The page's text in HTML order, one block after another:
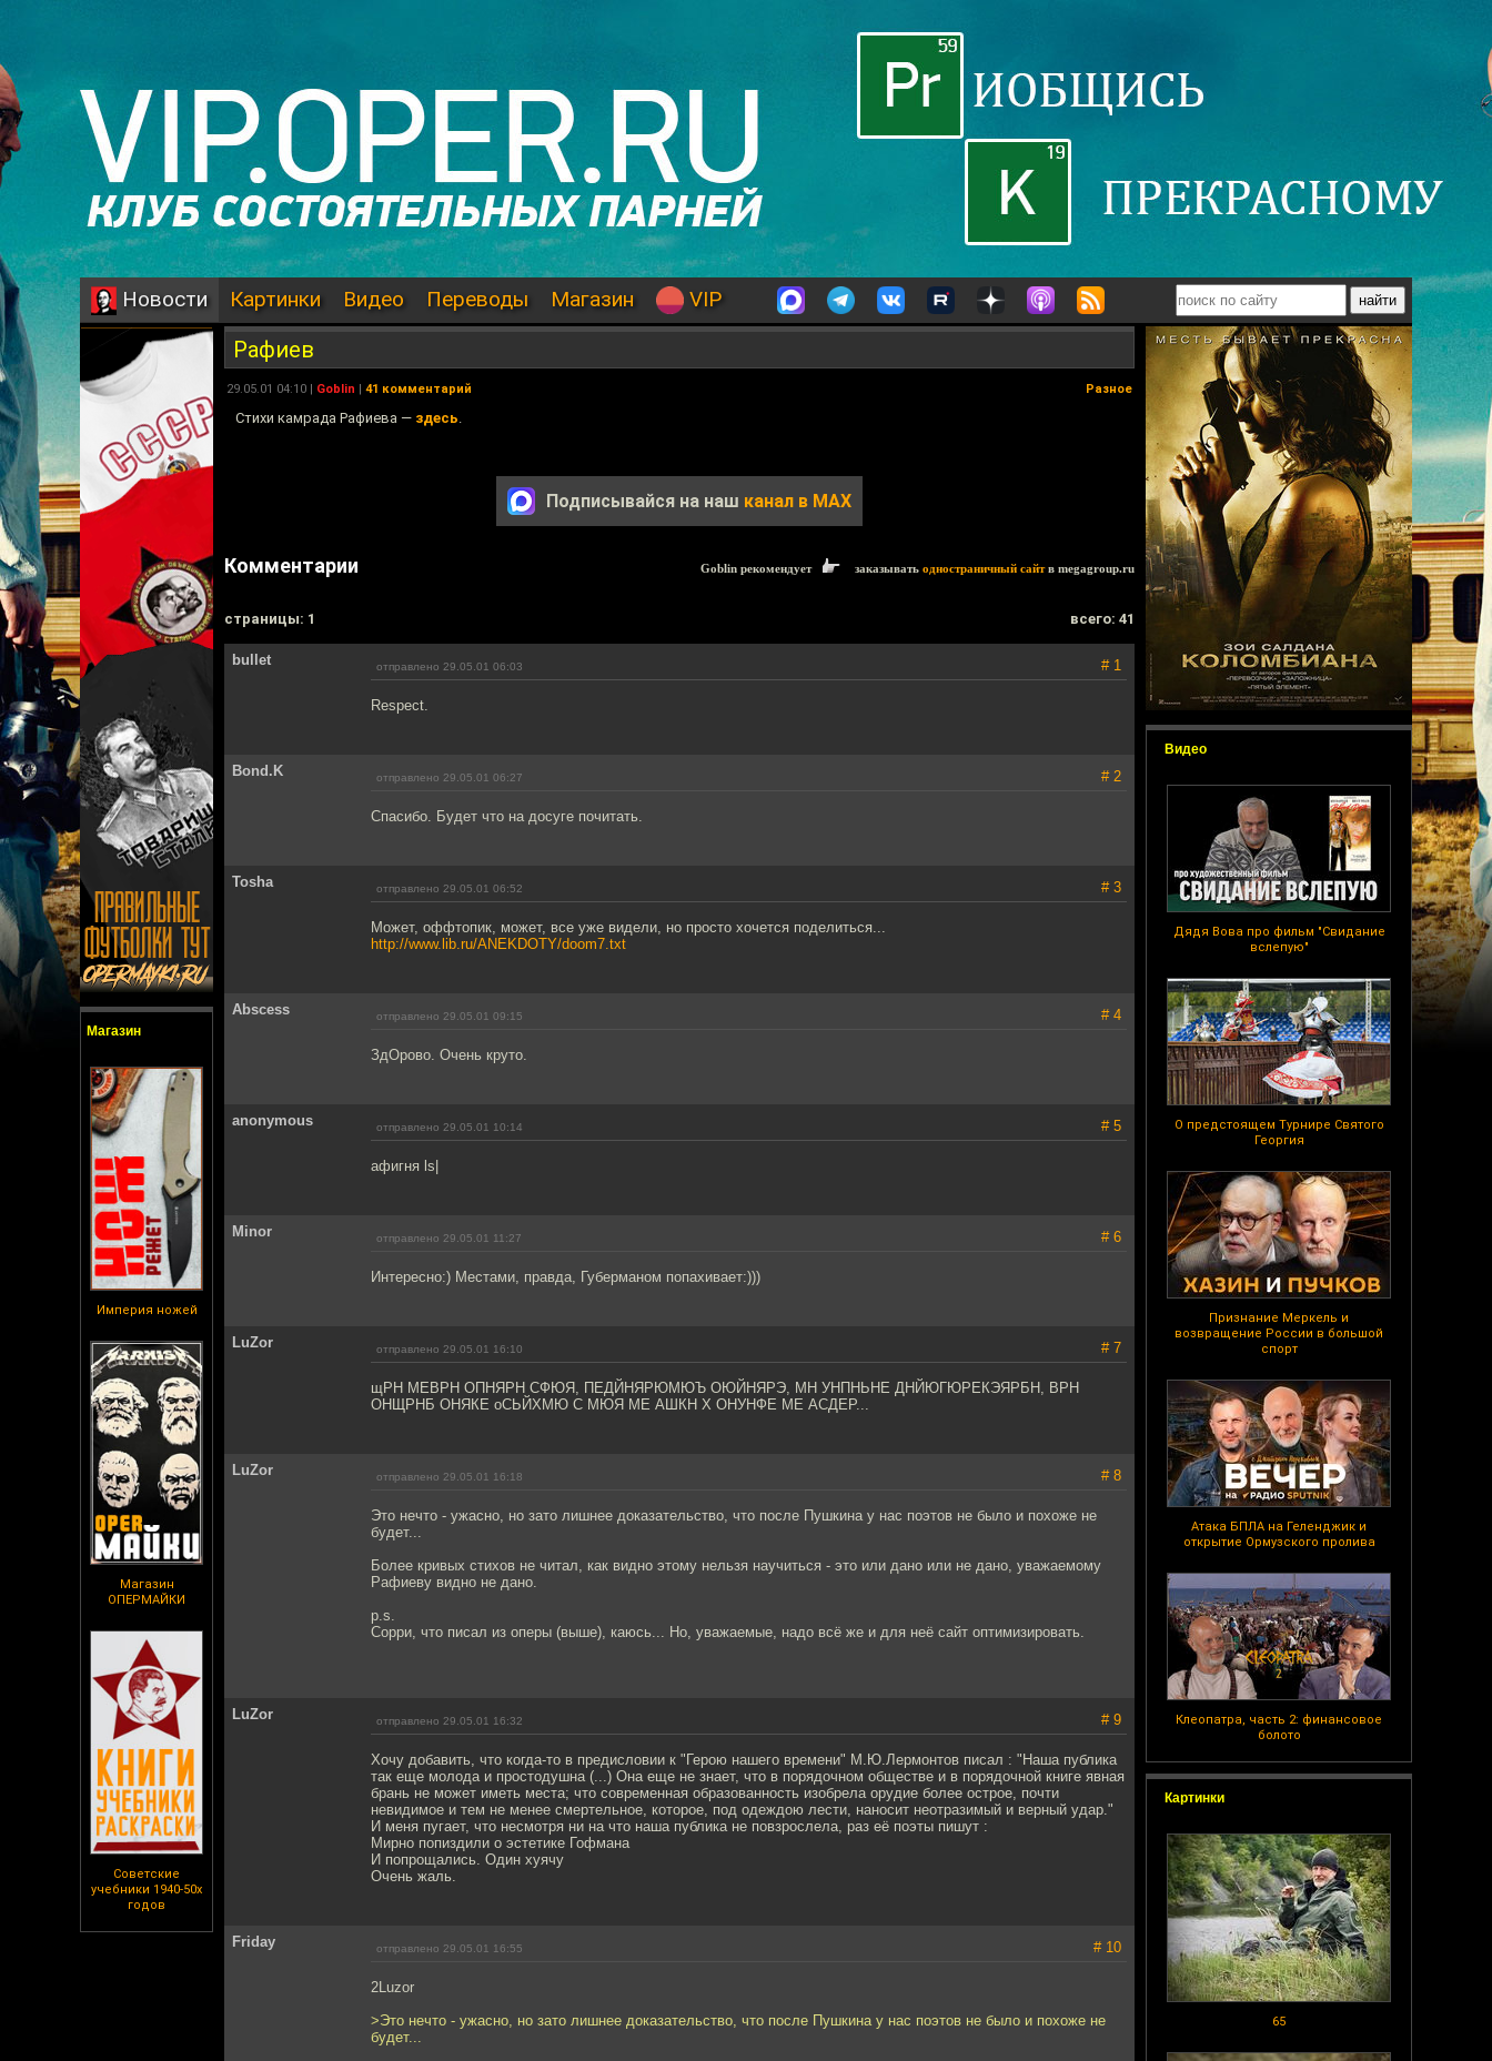
Новости Картинки Видео Переводы Магазин VIP
Магазин
Империя ножей
Магазин
ОПЕРМАЙКИ
Советские
учебники 1940-50х
годов
Видео
Дядя Вова про фильм "Свидание
вслепую"
О предстоящем Турнире Святого
Георгия
Признание Меркель и
возвращение России в большой
спорт
Атака БПЛА на Геленджик и
открытие Ормузского пролива
Клеопатра, часть 2: финансовое
болото
Картинки
65
Рафиев
29.05.01 04:10 | Goblin | 41 комментарий Разное
Стихи камрада Рафиева — здесь.
Подписывайся на наш канал в MAX
Комментарии Goblin рекомендует заказывать одностраничный сайтв megagroup.ru
cтраницы: 1 всего: 41
bullet отправлено 29.05.01 06:03 # 1
Respect.
Bond.K отправлено 29.05.01 06:27 # 2
Спасибо. Будет что на досуге почитать.
Tosha отправлено 29.05.01 06:52 # 3
Может, оффтопик, может, все уже видели, но просто хочется поделиться...
http://www.lib.ru/ANEKDOTY/doom7.txt
Abscess отправлено 29.05.01 09:15 # 4
ЗдОрово. Очень круто.
anonymous отправлено 29.05.01 10:14 # 5
aфигня ls|
Minor отправлено 29.05.01 11:27 # 6
Интересно:) Местами, правда, Губерманом попахивает:)))
LuZor отправлено 29.05.01 16:10 # 7
щРН МЕВРН ОПНЯРН СФЮЯ, ПЕДЙНЯРЮМЮЪ ОЮЙНЯРЭ, МН УНПНЬНЕ ДНЙЮГЮРЕКЭЯРБН, ВРН
ОНЩРНБ ОНЯКЕ оСЬЙХМЮ С МЮЯ МЕ АШКН Х ОНУНФЕ МЕ АСДЕР...
LuZor отправлено 29.05.01 16:18 # 8
Это нечто - ужасно, но зато лишнее доказательство, что после Пушкина у нас поэтов не было и похоже не
будет...
Более кривых стихов не читал, как видно этому нельзя научиться - это или дано или не дано, уважаемому
Рафиеву видно не дано.
p.s.
Сорри, что писал из оперы (выше), каюсь... Но, уважаемые, надо всё же и для неё сайт оптимизировать.
LuZor отправлено 29.05.01 16:32 # 9
Хочу добавить, что когда-то в предисловии к "Герою нашего времени" М.Ю.Лермонтов писал : "Наша публика
так еще молода и простодушна (...) Она еще не знает, что в порядочном обществе и в порядочной книге явная
брань не может иметь места; что современная образованность изобрела орудие более острое, почти
невидимое и тем не менее смертельное, которое, под одеждою лести, наносит неотразимый и верный удар."
И меня пугает, что несмотря ни на что наша публика не повзрослела, раз её поэты пишут :
Мирно попиздили о эстетике Гофмана
И попрощались. Один хуячу
Очень жаль.
Friday отправлено 29.05.01 16:55 # 10
2Luzor
>Это нечто - ужасно, но зато лишнее доказательство, что после Пушкина у нас поэтов не было и похоже не
будет...